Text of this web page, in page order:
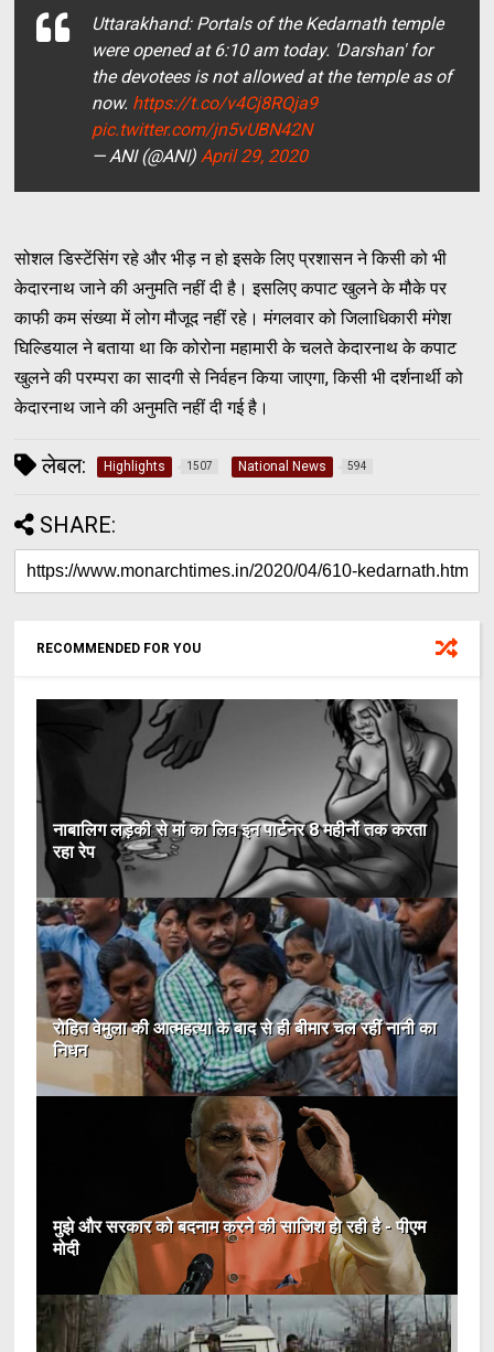
Uttarakhand: Portals of the Kedarnath temple
were opened at 6:10 am today. 'Darshan' for
the devotees is not allowed at the temple as of
now. https://t.co/v4Cj8RQja9
pic.twitter.com/jn5vUBN42N
— ANI (@ANI)April 29, 2020
सोशल डिस्टेंसिंग रहे और भीड़ न हो इसके लिए प्रशासन ने किसी को भी
केदारनाथ जाने की अनुमति नहीं दी है। इसलिए कपाट खुलने के मौके पर
काफी कम संख्या में लोग मौजूद नहीं रहे। मंगलवार को जिलाधिकारी मंगेश
घिल्डियाल ने बताया था कि कोरोना महामारी के चलते केदारनाथ के कपाट
खुलने की परम्परा का सादगी से निर्वहन किया जाएगा, किसी भी दर्शनार्थी को
केदारनाथ जाने की अनुमति नहीं दी गई है।
लेबल: Highlights 1507 National News 594
SHARE:
RECOMMENDED FOR YOU
नाबालिग लड़की से मां का लिव इन पार्टनर 8 महीनों तक करता
रहा रेप
रोहित वेमुला की आत्महत्या के बाद से ही बीमार चल रहीं नानी का
निधन
मुझे और सरकार को बदनाम करने की साजिश हो रही है - पीएम
मोदी